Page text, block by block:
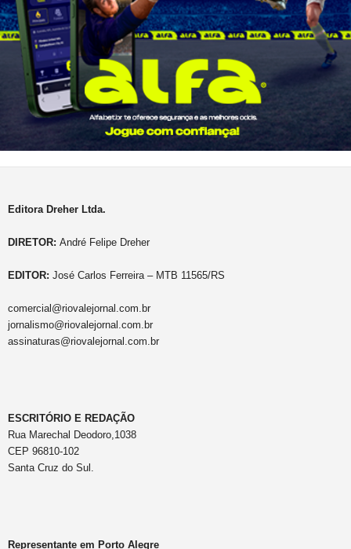
Editora Dreher Ltda.
DIRETOR: André Felipe Dreher
EDITOR: José Carlos Ferreira – MTB 11565/RS
comercial@riovalejornal.com.br
jornalismo@riovalejornal.com.br
assinaturas@riovalejornal.com.br
ESCRITÓRIO E REDAÇÃO
Rua Marechal Deodoro,1038
CEP 96810-102
Santa Cruz do Sul.
Representante em Porto Alegre